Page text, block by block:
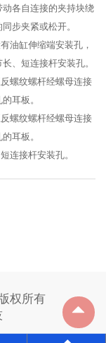
各自连接的夹持块绕
步夹紧或松开。
油缸伸缩端安装孔，
、短连接杆安装孔。
螺纹螺杆经螺母连接
耳板。
螺纹螺杆经螺母连接
耳板。
连接杆安装孔。
权所有